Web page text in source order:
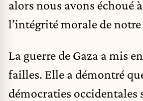
alors nous avons échoué
l’intégrité morale de notre
La guerre de Gaza a mis
failles. Elle a démontré
démocraties occidentales